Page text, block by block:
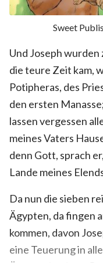
Sweet
Und Joseph wurden
die teure Zeit kam,
Potipheras, des
den ersten
lassen vergessen
meines Vaters
denn Gott, sprach
Lande meines
Da nun die sieben
Ägypten, da fingen
kommen, davon
eine Teuerung in